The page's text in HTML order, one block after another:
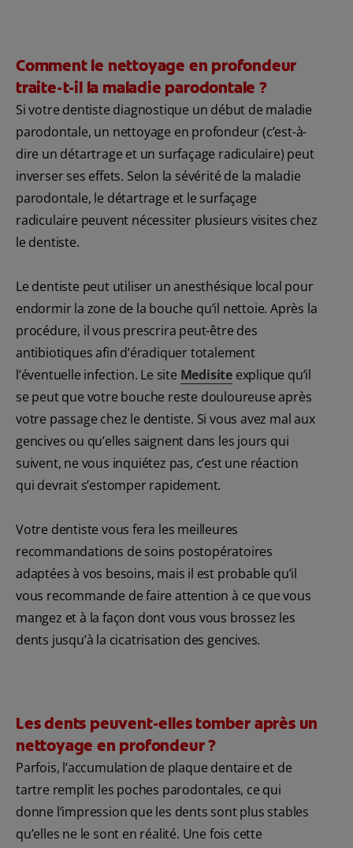
Comment le nettoyage en profondeur
traite-t-il la maladie parodontale ?
Si votre dentiste diagnostique un début de maladie
parodontale, un nettoyage en profondeur (c’est-à-
dire un détartrage et un surfaçage radiculaire) peut
inverser ses effets. Selon la sévérité de la maladie
parodontale, le détartrage et le surfaçage
radiculaire peuvent nécessiter plusieurs visites chez
le dentiste.
Le dentiste peut utiliser un anesthésique local pour
endormir la zone de la bouche qu’il nettoie. Après la
procédure, il vous prescrira peut-être des
antibiotiques afin d’éradiquer totalement
l’éventuelle infection. Le site Medisite explique qu’il
se peut que votre bouche reste douloureuse après
votre passage chez le dentiste. Si vous avez mal aux
gencives ou qu’elles saignent dans les jours qui
suivent, ne vous inquiétez pas, c’est une réaction
qui devrait s’estomper rapidement.
Votre dentiste vous fera les meilleures
recommandations de soins postopératoires
adaptées à vos besoins, mais il est probable qu’il
vous recommande de faire attention à ce que vous
mangez et à la façon dont vous vous brossez les
dents jusqu’à la cicatrisation des gencives.
Les dents peuvent-elles tomber après un
nettoyage en profondeur ?
Parfois, l’accumulation de plaque dentaire et de
tartre remplit les poches parodontales, ce qui
donne l’impression que les dents sont plus stables
qu’elles ne le sont en réalité. Une fois cette